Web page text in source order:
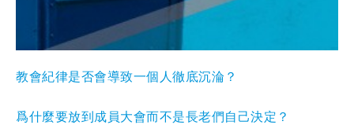
教會紀律是否會導致一個人徹底沉淪？
爲什麼要放到成員大會而不是長老們自己決定？